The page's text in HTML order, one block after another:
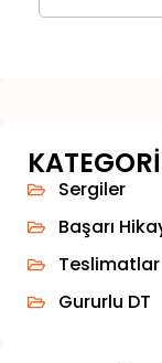
Sergiler
Başarı
Teslimatlar
Gururlu DT